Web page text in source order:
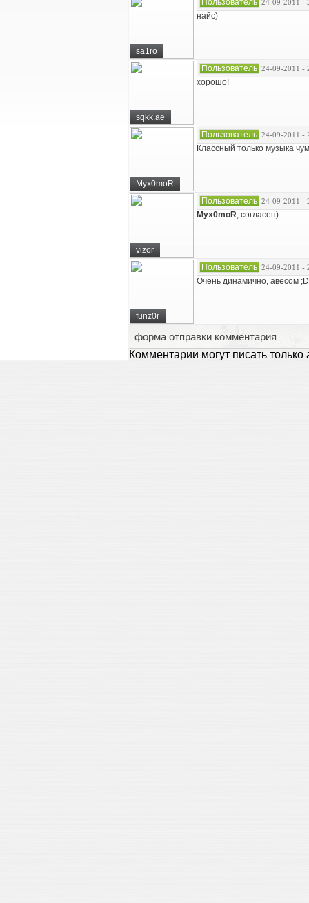
sa1ro
Пользователь 24-09-2011 -
найс)
sqkk.ae
Пользователь 24-09-2011 -
хорошо!
Myx0moR
Пользователь 24-09-2011 -
Классный только музыка
vizor
Пользователь 24-09-2011 -
Myx0moR, согласен)
funz0r
Пользователь 24-09-2011 -
Очень динамично, авесом ;D
форма отправки комментария
Комментарии могут писать